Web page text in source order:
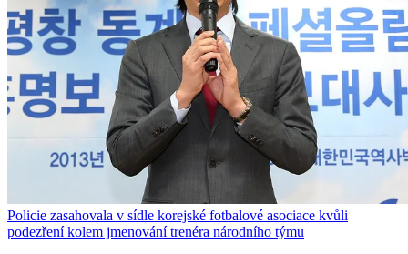
Policie zasahovala v sídle korejské fotbalové asociace kvůli
podezření kolem jmenování trenéra národního týmu